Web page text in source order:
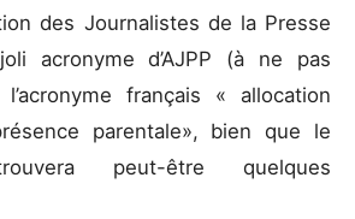
des Journalistes de la Presse
acronyme d’AJPP (à ne pas
français « allocation
parentale», bien que le
peut-être quelques